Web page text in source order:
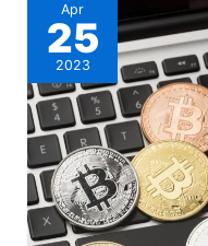
Apr
25
2023